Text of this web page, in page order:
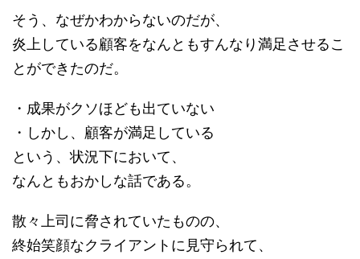
そう、なぜかわからないのだが、
炎上している顧客をなんともすんなり満足させるこ
とができたのだ。
・成果がクソほども出ていない
・しかし、顧客が満足している
という、状況下において、
なんともおかしな話である。
散々上司に脅されていたものの、
終始笑顔なクライアントに見守られて、